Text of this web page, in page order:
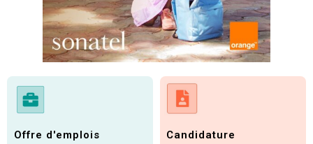
Offre d'emplois Candidature